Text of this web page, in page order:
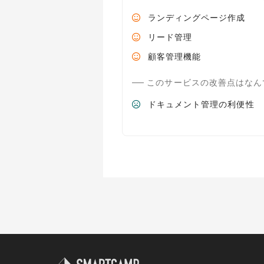
ランディングページ作成
リード管理
顧客管理機能
このサービスの改善点はな
ドキュメント管理の利便性